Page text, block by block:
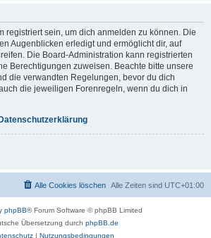
registriert sein, um dich anmelden zu können. Die
Augenblicken erledigt und ermöglicht dir, auf
Die Board-Administration kann registrierten
Berechtigungen zuweisen. Beachte bitte unsere
die verwandten Regelungen, bevor du dich
die jeweiligen Forenregeln, wenn du dich in
Alle Zeiten sind UTC+01:00
Alle Cookies löschen
phpBB® Forum Software © phpBB Limited
Übersetzung durch phpBB.de
| Nutzungsbedingungen